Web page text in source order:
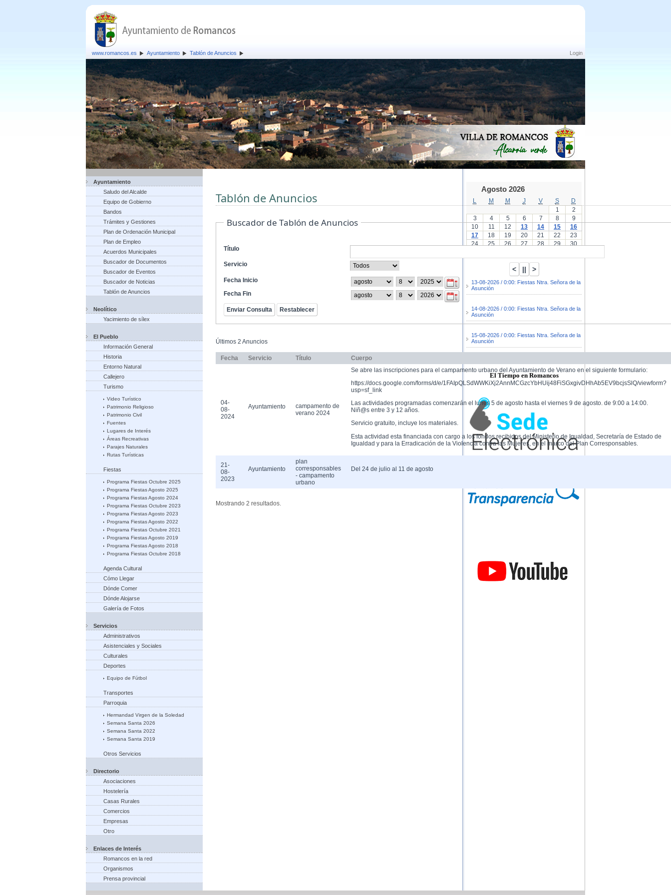
Login
www.romancos.es Ayuntamiento Tablón de Anuncios
Ayuntamiento
Saludo del Alcalde
Equipo de Gobierno
Bandos
Trámites y Gestiones
Plan de Ordenación Municipal
Plan de Empleo
Acuerdos Municipales
Buscador de Documentos
Buscador de Eventos
Buscador de Noticias
Tablón de Anuncios
Neolítico
Yacimiento de sílex
El Pueblo
Información General
Historia
Entorno Natural
Callejero
Turismo
Video Turístico
Patrimonio Religioso
Patrimonio Civil
Fuentes
Lugares de Interés
Áreas Recreativas
Parajes Naturales
Rutas Turísticas
Fiestas
Programa Fiestas Octubre 2025
Programa Fiestas Agosto 2025
Programa Fiestas Agosto 2024
Programa Fiestas Octubre 2023
Programa Fiestas Agosto 2023
Programa Fiestas Agosto 2022
Programa Fiestas Octubre 2021
Programa Fiestas Agosto 2019
Programa Fiestas Agosto 2018
Programa Fiestas Octubre 2018
Agenda Cultural
Cómo Llegar
Dónde Comer
Dónde Alojarse
Galería de Fotos
Servicios
Administrativos
Asistenciales y Sociales
Culturales
Deportes
Equipo de Fútbol
Transportes
Parroquia
Hermandad Virgen de la Soledad
Semana Santa 2026
Semana Santa 2022
Semana Santa 2019
Otros Servicios
Directorio
Asociaciones
Hostelería
Casas Rurales
Comercios
Empresas
Otro
Enlaces de Interés
Romancos en la red
Organismos
Prensa provincial
Tablón de Anuncios
Buscador de Tablón de Anuncios
Título
Servicio
Fecha Inicio
Fecha Fin
Últimos 2 Anuncios
Fecha Servicio Título Cuerpo
04-
08-
2024
Ayuntamiento
campamento de
verano 2024
Se abre las inscripciones para el campamento urbano del Ayuntamiento de Verano en el siguiente formulario:
https://docs.google.com/forms/d/e/1FAIpQLSdWWKiXj2AnnMCGzcYbHUij48FiSGxgivDHhAb5EV9bcjsSlQ/viewform?
usp=sf_link
Las actividades programadas comenzarán el lunes 5 de agosto hasta el viernes 9 de agosto. de 9:00 a 14:00.
Niñ@s entre 3 y 12 años.
Servicio gratuito, incluye los materiales.
Esta actividad esta financiada con cargo a los fondos recibidos del Ministerio de Igualdad, Secretaría de Estado de
Igualdad y para la Erradicación de la Violencia contra las Mujeres, en el marco del Plan Corresponsables.
21-
08-
2023
Ayuntamiento
plan
corresponsables
- campamento
urbano
Del 24 de julio al 11 de agosto
Mostrando 2 resultados.
Agosto 2026
M M J V S
D
1
2
3
4 5 6 7 8
9
10
11 12 13 14 15
16
17
18 19 20 21 22
23
24
25 26 27 28 29
30
13-08-2026 / 0:00: Fiestas Ntra. Señora de la
Asunción
14-08-2026 / 0:00: Fiestas Ntra. Señora de la
Asunción
15-08-2026 / 0:00: Fiestas Ntra. Señora de la
Asunción
El Tiempo en Romancos